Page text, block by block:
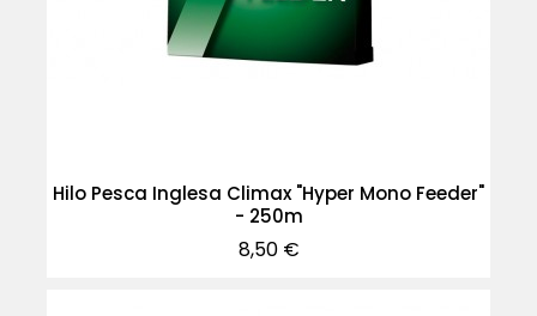
Hilo Pesca Inglesa Climax "Hyper Mono Feeder"
- 250m
Precio
8,50 €